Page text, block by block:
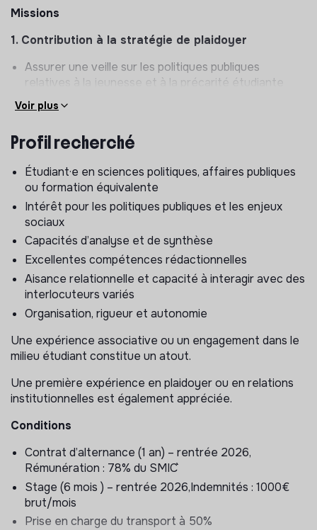
Missions
1. Contribution à la stratégie de plaidoyer
Assurer une veille sur les politiques publiques
relatives à la jeunesse et à la précarité étudiante
Identifier les enjeux prioritaires et les opportunités
Contribuer à la définition et à la mise en œuvre de la
stratégie de plaidoyer de l’association
2. Production de contenus et d’outils de plaidoyer
Participer à l’élaboration de propositions et de
positionnements de l’association
Rédiger des notes d’analyse, argumentaires, fiches
thématiques et documents de synthèse
Produire des contenus à destination des acteurs
institutionnels et du grand public (communiqués,
tribunes, contenus numériques)
3. Relations institutionnelles et suivi des actions
Cartographier les acteurs clés (institutions,
parlementaires, administrations, partis politiques, etc.)
Participer à la prise de contact et à l’organisation de
Préparer les supports nécessaires aux échanges
(notes, éléments de langage, dossiers)
Assurer le suivi des actions de plaidoyer
(planification, relances, reporting)
Participer aux réunions et aux échanges avec les
partenaires institutionnels
Voir plus
Profil recherché
Étudiant·e en sciences politiques, affaires publiques
ou formation équivalente
Intérêt pour les politiques publiques et les enjeux
sociaux
Capacités d’analyse et de synthèse
Excellentes compétences rédactionnelles
Aisance relationnelle et capacité à interagir avec des
interlocuteurs variés
Organisation, rigueur et autonomie
Une expérience associative ou un engagement dans le
milieu étudiant constitue un atout.
Une première expérience en plaidoyer ou en relations
institutionnelles est également appréciée.
Conditions
Contrat d’alternance (1 an) – rentrée 2026,
Rémunération : 78% du SMIC``
Stage (6 mois ) – rentrée 2026,Indemnités : 1000€
brut/mois
Prise en charge du transport à 50%